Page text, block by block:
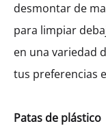
desmontar de
para limpiar
en una variedad
tus preferencias
Patas de plástico